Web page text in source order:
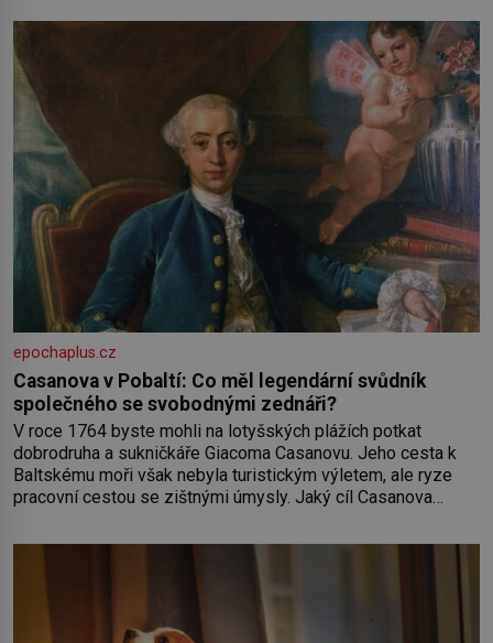
práce a hlavně klid. Hned po studiích jsem odešla z rodného
epochaplus.cz
Casanova v Pobaltí: Co měl legendární svůdník
společného se svobodnými zednáři?
V roce 1764 byste mohli na lotyšských plážích potkat
dobrodruha a sukničkáře Giacoma Casanovu. Jeho cesta k
Baltskému moři však nebyla turistickým výletem, ale ryze
pracovní cestou se zištnými úmysly. Jaký cíl Casanova
Rigy? Casanova v Pobaltí kontaktoval tamní zednářské lóže.
Nebyl v této oblasti žádným nováčkem, protože do